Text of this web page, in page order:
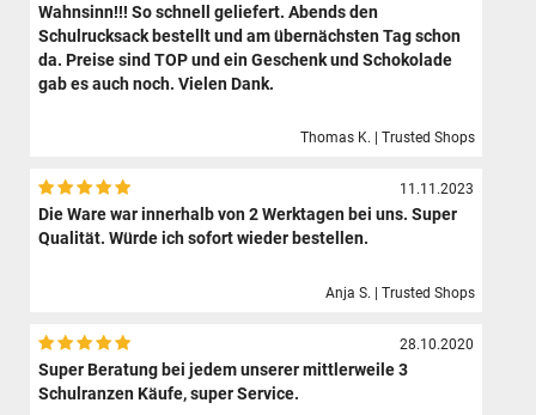
Wahnsinn!!! So schnell geliefert. Abends den
Schulrucksack bestellt und am übernächsten Tag schon
da. Preise sind TOP und ein Geschenk und Schokolade
gab es auch noch. Vielen Dank.
Thomas K. | Trusted Shops
11.11.2023
Die Ware war innerhalb von 2 Werktagen bei uns. Super
Qualität. Würde ich sofort wieder bestellen.
Anja S. | Trusted Shops
28.10.2020
Super Beratung bei jedem unserer mittlerweile 3
Schulranzen Käufe, super Service.